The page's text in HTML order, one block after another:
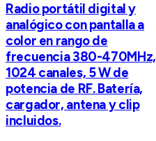
Radio portátil digital y
analógico con pantalla a
color en rango de
frecuencia 380-470MHz,
1024 canales, 5 W de
potencia de RF. Batería,
cargador, antena y clip
incluidos.